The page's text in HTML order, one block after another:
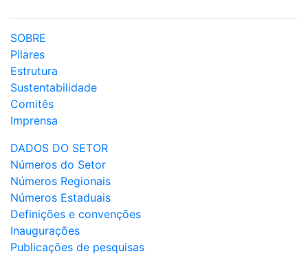
SOBRE
Pilares
Estrutura
Sustentabilidade
Comitês
Imprensa
DADOS DO SETOR
Números do Setor
Números Regionais
Números Estaduais
Definições e convenções
Inaugurações
Publicações de pesquisas